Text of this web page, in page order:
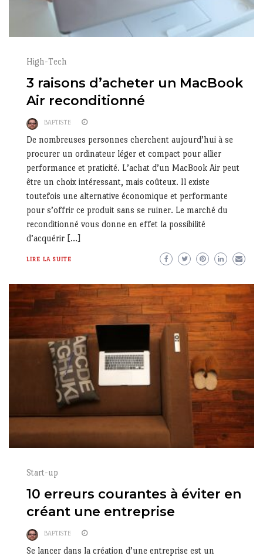
High-Tech
3 raisons d’acheter un MacBook
Air reconditionné
BAPTISTE
De nombreuses personnes cherchent aujourd’hui à se
procurer un ordinateur léger et compact pour allier
performance et praticité. L’achat d’un MacBook Air peut
être un choix intéressant, mais coûteux. Il existe
toutefois une alternative économique et performante
pour s’offrir ce produit sans se ruiner. Le marché du
reconditionné vous donne en effet la possibilité
d’acquérir […]
LIRE LA SUITE
Start-up
10 erreurs courantes à éviter en
créant une entreprise
BAPTISTE
Se lancer dans la création d’une entreprise est un